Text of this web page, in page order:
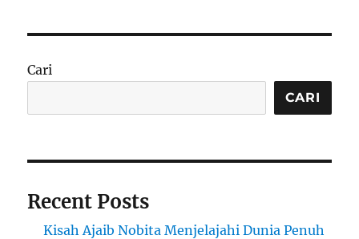
Cari
CARI
Recent Posts
Kisah Ajaib Nobita Menjelajahi Dunia Penuh